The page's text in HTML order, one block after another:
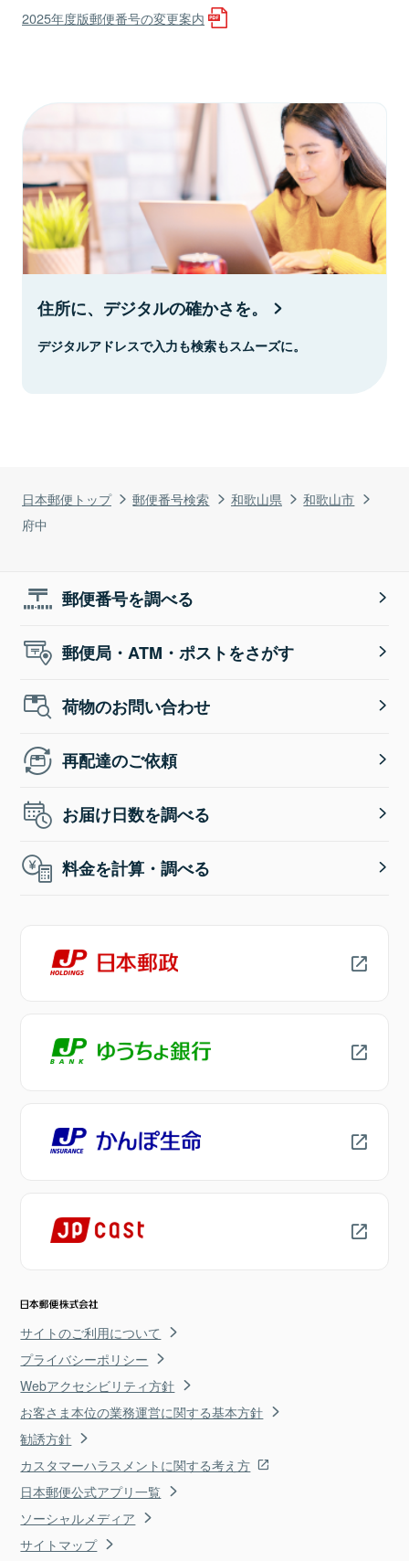
日本郵便トップ 郵便番号検索 和歌山県
和歌山市
府中
2025年度版郵便番号の変更案内
住所に、デジタルの確かさを。
デジタルアドレスで入力も検索もスムーズに。
郵便番号を調べる
郵便局・ATM・ポストをさがす
荷物のお問い合わせ
再配達のご依頼
お届け日数を調べる
料金を計算・調べる
サイトのご利用について
プライバシーポリシー
Webアクセシビリティ方針
お客さま本位の業務運営に関する基本方針
勧誘方針
カスタマーハラスメントに関する考え方
日本郵便公式アプリ一覧
ソーシャルメディア
サイトマップ